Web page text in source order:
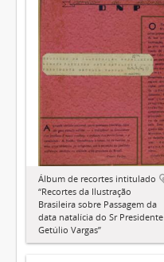
Álbum de recortes intitulado
“Recortes da Ilustração
Brasileira sobre Passagem da
data natalícia do Sr Presidente
Getúlio Vargas”